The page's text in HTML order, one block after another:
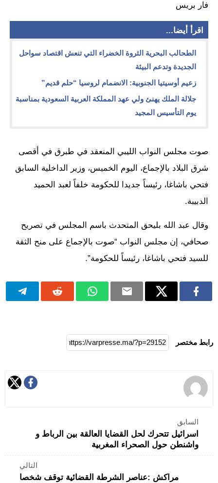
فار بريس
اقرأ أيضا...
الطحالب البحرية الثروة الخضراء التي تنعش اقتصاد سواحل
الجديدة وتدعم البيئة
زعيم أوسيتيا الجنوبية: الانضمام لروسيا “حلم قديم”
جلالة الملك يهنئ ولي عهد المملكة العربية السعودية بمناسبة
يوم التأسيس المجيد
صوت مجلس النواب الليبي المنعقد في طبرق في أقصى
شرق البلاد بالإجماع، اليوم الخميس، وزير الداخلية السابق
فتحي باشاغا، رئيساً جديدا للحكومة خلفاً لعبد الحميد
الدبيبة.
وقال عبد الله بليحق المتحدث باسم المجلس في تصريح
صحافي، إن مجلس النواب “صوت بالإجماع على منح الثقة
للسيد فتحي باشاغا، رئيساً للحكومة”.
رابط مختصر
السابق
اسرائيل تتحرك لحل القضايا العالقة بين الرباط و
واشنطن حول الصحراء المغربية
التالي
مراكش :عناصر الشرطة القضائية توقف شخصا